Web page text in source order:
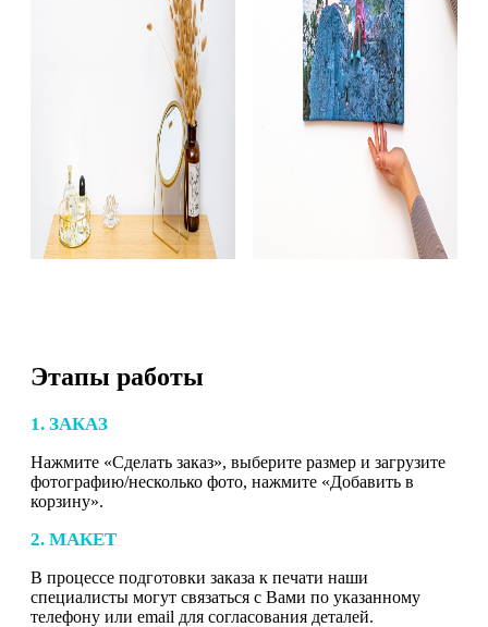
Этапы работы
1. ЗАКАЗ
Нажмите «Сделать заказ», выберите размер и загрузите
фотографию/несколько фото, нажмите «Добавить в
корзину».
2. МАКЕТ
В процессе подготовки заказа к печати наши
специалисты могут связаться с Вами по указанному
телефону или email для согласования деталей.